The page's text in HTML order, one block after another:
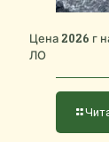
Цена 2026 г
ЛО